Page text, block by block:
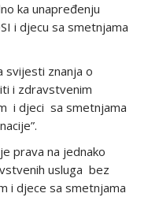
ka unapređenju
i djecu sa smetnjama
svijesti znanja o
i zdravstvenim
i djeci sa smetnjama
prava na jednako
usluga bez
i djece sa smetnjama